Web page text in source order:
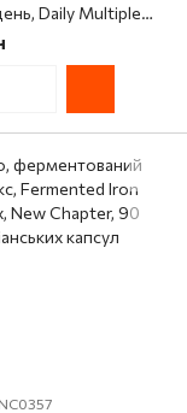
Daily Multiple
Iron, Mason
365 таблеток